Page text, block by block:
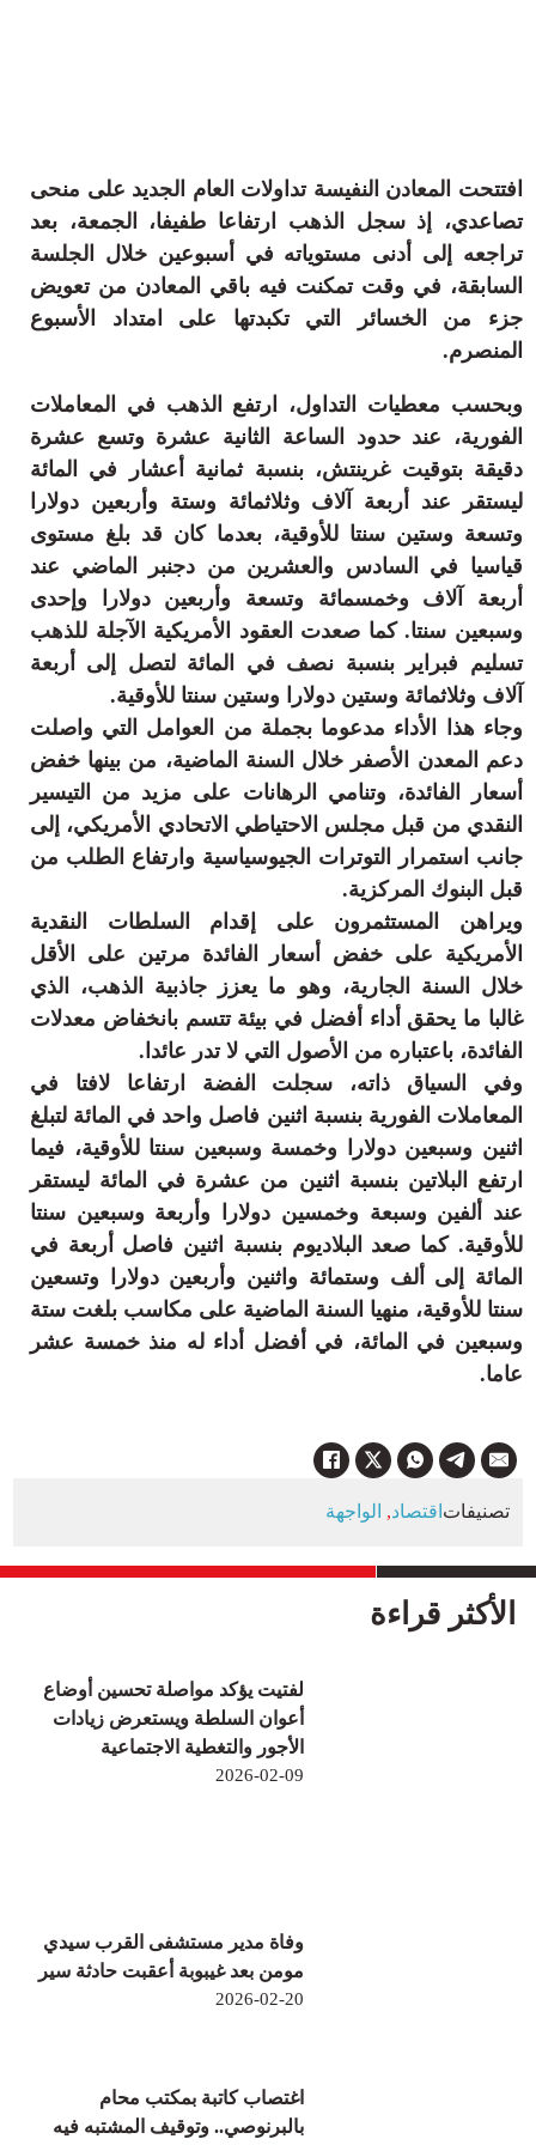
الأكثر قراءة
لفتيت يؤكد مواصلة تحسين أوضاع
أعوان السلطة ويستعرض زيادات
الأجور والتغطية الاجتماعية
2026-02-09
وفاة مدير مستشفى القرب سيدي
مومن بعد غيبوبة أعقبت حادثة سير
2026-02-20
اغتصاب كاتبة بمكتب محام
بالبرنوصي.. وتوقيف المشتبه فيه
افتتحت المعادن النفيسة تداولات العام الجديد على منحى
تصاعدي، إذ سجل الذهب ارتفاعا طفيفا، الجمعة، بعد
تراجعه إلى أدنى مستوياته في أسبوعين خلال الجلسة
السابقة، في وقت تمكنت فيه باقي المعادن من تعويض
جزء من الخسائر التي تكبدتها على امتداد الأسبوع
المنصرم.
وبحسب معطيات التداول، ارتفع الذهب في المعاملات
الفورية، عند حدود الساعة الثانية عشرة وتسع عشرة
دقيقة بتوقيت غرينتش، بنسبة ثمانية أعشار في المائة
ليستقر عند أربعة آلاف وثلاثمائة وستة وأربعين دولارا
وتسعة وستين سنتا للأوقية، بعدما كان قد بلغ مستوى
قياسيا في السادس والعشرين من دجنبر الماضي عند
أربعة آلاف وخمسمائة وتسعة وأربعين دولارا وإحدى
وسبعين سنتا. كما صعدت العقود الأمريكية الآجلة للذهب
تسليم فبراير بنسبة نصف في المائة لتصل إلى أربعة
آلاف وثلاثمائة وستين دولارا وستين سنتا للأوقية.
وجاء هذا الأداء مدعوما بجملة من العوامل التي واصلت
دعم المعدن الأصفر خلال السنة الماضية، من بينها خفض
أسعار الفائدة، وتنامي الرهانات على مزيد من التيسير
النقدي من قبل مجلس الاحتياطي الاتحادي الأمريكي، إلى
جانب استمرار التوترات الجيوسياسية وارتفاع الطلب من
قبل البنوك المركزية.
ويراهن المستثمرون على إقدام السلطات النقدية
الأمريكية على خفض أسعار الفائدة مرتين على الأقل
خلال السنة الجارية، وهو ما يعزز جاذبية الذهب، الذي
غالبا ما يحقق أداء أفضل في بيئة تتسم بانخفاض معدلات
الفائدة، باعتباره من الأصول التي لا تدر عائدا.
وفي السياق ذاته، سجلت الفضة ارتفاعا لافتا في
المعاملات الفورية بنسبة اثنين فاصل واحد في المائة لتبلغ
اثنين وسبعين دولارا وخمسة وسبعين سنتا للأوقية، فيما
ارتفع البلاتين بنسبة اثنين من عشرة في المائة ليستقر
عند ألفين وسبعة وخمسين دولارا وأربعة وسبعين سنتا
للأوقية. كما صعد البلاديوم بنسبة اثنين فاصل أربعة في
المائة إلى ألف وستمائة واثنين وأربعين دولارا وتسعين
سنتا للأوقية، منهيا السنة الماضية على مكاسب بلغت ستة
وسبعين في المائة، في أفضل أداء له منذ خمسة عشر
عاما.
اقتصاد, الواجهة تصنيفات